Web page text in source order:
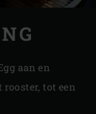
aan en
rooster, tot een